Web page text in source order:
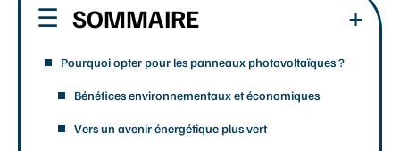
SOMMAIRE
Pourquoi opter pour les panneaux photovoltaïques ?
Bénéfices environnementaux et économiques
Vers un avenir énergétique plus vert